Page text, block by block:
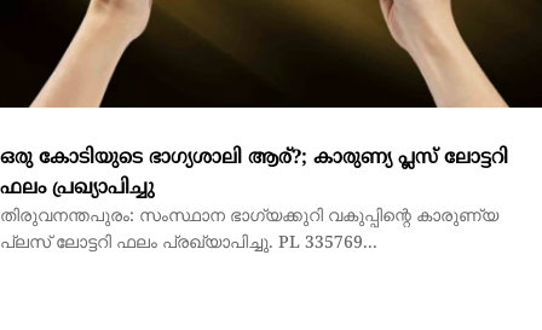
തിരുവനന്തപുരം: സംസ്ഥാന ഭാഗ്യക്കുറി വകുപ്പിന്റെ കാരുണ്യ
പ്ലസ് ലോട്ടറി ഫലം പ്രഖ്യാപിച്ചു. PL 335769...